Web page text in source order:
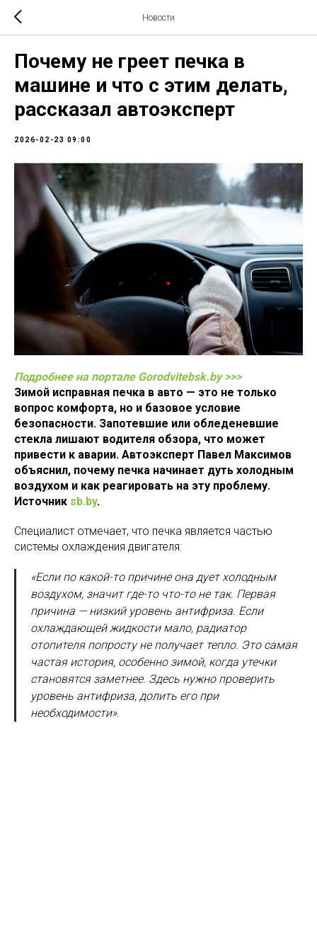
Новости
Почему не греет печка в
машине и что с этим делать,
рассказал автоэксперт
2026-02-23 09:00
Подробнее на портале Gorodvitebsk.by >>>
Зимой исправная печка в авто — это не только
вопрос комфорта, но и базовое условие
безопасности. Запотевшие или обледеневшие
стекла лишают водителя обзора, что может
привести к аварии. Автоэксперт Павел Максимов
объяснил, почему печка начинает дуть холодным
воздухом и как реагировать на эту проблему.
Источник sb.by.
Специалист отмечает, что печка является частью
системы охлаждения двигателя:
«Если по какой-то причине она дует холодным
воздухом, значит где-то что-то не так. Первая
причина — низкий уровень антифриза. Если
охлаждающей жидкости мало, радиатор
отопителя попросту не получает тепло. Это самая
частая история, особенно зимой, когда утечки
становятся заметнее. Здесь нужно проверить
уровень антифриза, долить его при
необходимости».